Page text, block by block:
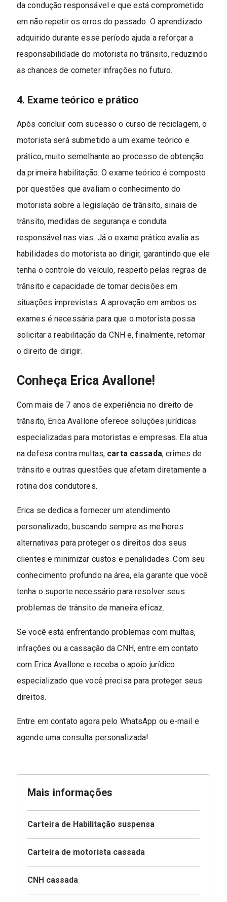
da condução responsável e que está comprometido
em não repetir os erros do passado. O aprendizado
adquirido durante esse período ajuda a reforçar a
responsabilidade do motorista no trânsito, reduzindo
as chances de cometer infrações no futuro.
4. Exame teórico e prático
Após concluir com sucesso o curso de reciclagem, o
motorista será submetido a um exame teórico e
prático, muito semelhante ao processo de obtenção
da primeira habilitação. O exame teórico é composto
por questões que avaliam o conhecimento do
motorista sobre a legislação de trânsito, sinais de
trânsito, medidas de segurança e conduta
responsável nas vias. Já o exame prático avalia as
habilidades do motorista ao dirigir, garantindo que ele
tenha o controle do veículo, respeito pelas regras de
trânsito e capacidade de tomar decisões em
situações imprevistas. A aprovação em ambos os
exames é necessária para que o motorista possa
solicitar a reabilitação da CNH e, finalmente, retomar
o direito de dirigir.
Conheça Erica Avallone!
Com mais de 7 anos de experiência no direito de
trânsito, Erica Avallone oferece soluções jurídicas
especializadas para motoristas e empresas. Ela atua
na defesa contra multas, carta cassada, crimes de
trânsito e outras questões que afetam diretamente a
rotina dos condutores.
Erica se dedica a fornecer um atendimento
personalizado, buscando sempre as melhores
alternativas para proteger os direitos dos seus
clientes e minimizar custos e penalidades. Com seu
conhecimento profundo na área, ela garante que você
tenha o suporte necessário para resolver seus
problemas de trânsito de maneira eficaz.
Se você está enfrentando problemas com multas,
infrações ou a cassação da CNH, entre em contato
com Erica Avallone e receba o apoio jurídico
especializado que você precisa para proteger seus
direitos.
Entre em contato agora pelo WhatsApp ou e-mail e
agende uma consulta personalizada!
Mais informações
Carteira de Habilitação suspensa
Carteira de motorista cassada
CNH cassada